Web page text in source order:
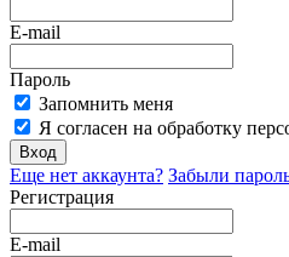
E-mail
Пароль
Запомнить меня
Я согласен на обработку
Вход
Еще нет аккаунта? Забыли
Регистрация
E-mail